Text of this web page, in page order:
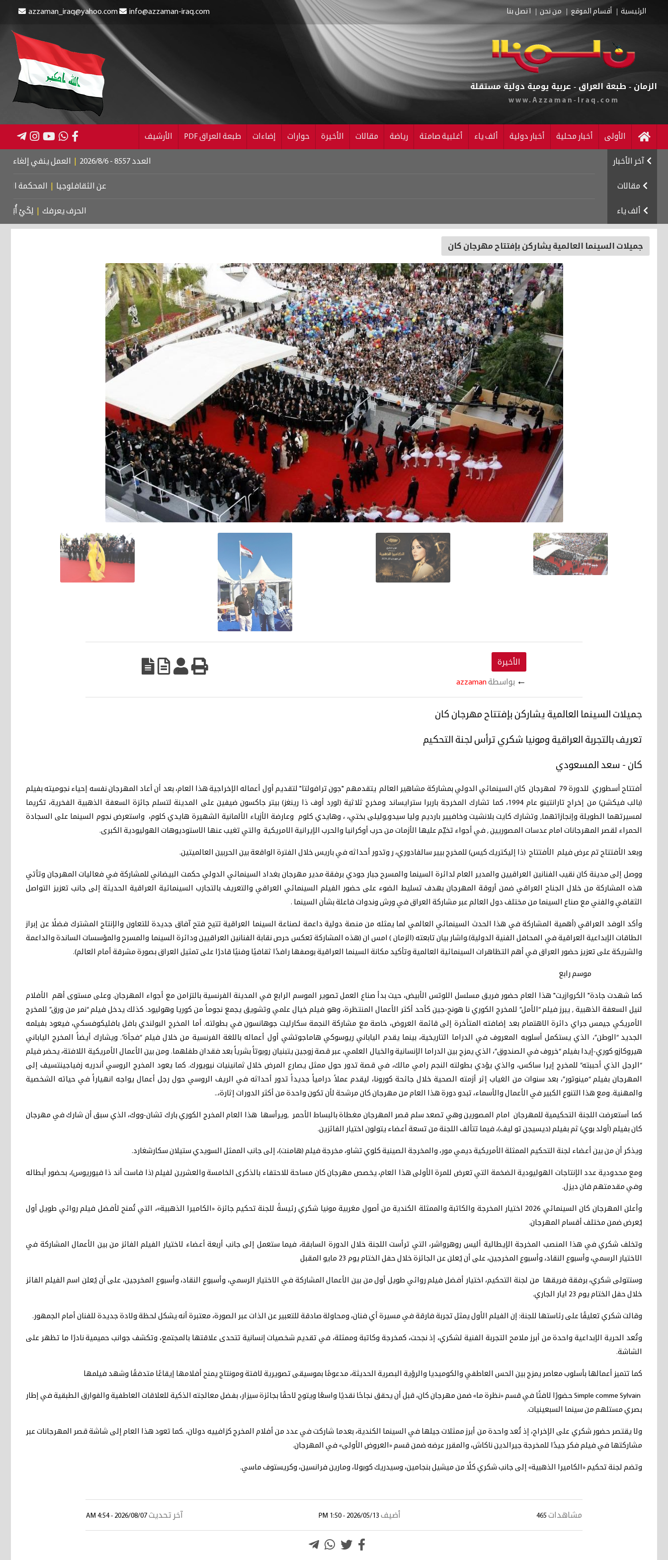
الرئيسية أقسام الموقع من نحن اتصل بنا azzaman_iraq@yahoo.com info@azzaman-iraq.com
الزمان - طبعة العراق - عربية يومية دولية مستقلة
www.Azzaman-Iraq.com
الأولى أخبار محلية أخبار دولية ألف ياء أغلبية صامتة رياضة مقالات الأخيرة حوارات إضاءات طبعة العراق PDF الأرشيف
آخر الأخبار | العمل ينفي إلغاء الإعانة عن
مقالات عن الثقافلوجيا | المحكمة الجنائية
ألف ياء الحرف يعرفك | لِكَيْ أُبَالِغَ فِي حُبِّكِ
جميلات السينما العالمية يشاركن بإفتتاح مهرجان كان
الأخيرة
← بواسطةazzaman
جميلات السينما العالمية يشاركن بإفتتاح مهرجان كان
تعريف بالتجربة العراقية ومونيا شكري ترأس لجنة التحكيم
كان - سعد المسعودي
أفتتاح أسطوري للدورة 79 لمهرجان كان السينمائي الدولي بمشاركة مشاهير العالم يتقدمهم "جون ترافولتا" لتقديم أول أعماله الإخراجية هذا العام، بعد أن أعاد المهرجان نفسه إحياء نجوميته بفيلم
(بالب فيكشن) من إخراج تارانتينو عام 1994، كما تشارك المخرجة باربرا سترايساند ومخرج ثلاثية (لورد أوف ذا رينغز) بيتر جاكسون ضيفين على المدينة لتسلم جائزة السعفة الذهبية الفخرية، تكريما
لمسيرتهما الطويلة وإنجازاتهما, وتشارك كايت بلانشيت وخافيير بارديم وليا سيدو,وليلى بختي، ، وهايدي كلوم وعارضة الأزياء الألمانية الشهيرة هايدي كلوم، واستعرض نجوم السينما على السجادة
الحمراء لقصر المهرجانات امام عدسات المصوريين , في أجواء تخيّم عليها الأزمات من حرب أوكرانيا والحرب الإيرانية الامريكية والتي تغيب عنها الاستوديوهات الهوليودية الكبرى.
وبعد الأفتتاح تم عرض فيلم الأفتتاح (ذا إليكتريك كيس) للمخرج بيير سالفادوري، ر وتدور أحداثه في باريس خلال الفترة الواقعة بين الحربين العالميتين.
ووصل إلى مدينة كان نقيب الفنانين العراقيين والمدير العام لدائرة السينما والمسرح جبار جودي برفقة مدير مهرجان بغداد السينمائي الدولي حكمت البيضاني للمشاركة في فعاليات المهرجان وتأتي
هذه المشاركة من خلال الجناح العراقي ضمن أروقة المهرجان بهدف تسليط الضوء على حضور الفيلم السينمائي العراقي والتعريف بالتجارب السينمائية العراقية الحديثة إلى جانب تعزيز التواصل
الثقافي والفني مع صناع السينما من مختلف دول العالم عبر مشاركة العراق في ورش وندوات فاعلة بشأن السينما .
وأكد الوفد العراقي (أهمية المشاركة في هذا الحدث السينمائي العالمي لما يمثله من منصة دولية داعمة لصناعة السينما العراقية تتيح فتح آفاق جديدة للتعاون والإنتاج المشترك فضلًا عن إبراز
الطاقات الإبداعية العراقية في المحافل الفنية الدولية).واشار بيان تابعته (الزمان ) امس ان (هذه المشاركة تعكس حرص نقابة الفنانين العراقيين ودائرة السينما والمسرح والمؤسسات الساندة والداعمة
والشريكة على تعزيز حضور العراق في أهم التظاهرات السينمائية العالمية وتأكيد مكانة السينما العراقية بوصفها رافدًا ثقافيًا وفنيًا قادرًا على تمثيل العراق بصورة مشرقة أمام العالم).
موسم رابع
كما شهدت جادة" الكروازيت" هذا العام حضور فريق مسلسل اللوتس الأبيض، حيث بدأ صناع العمل تصوير الموسم الرابع في المدينة الفرنسية بالتزامن مع أجواء المهرجان. وعلى مستوى أهم الأفلام
لنيل السعفة الذهبية , يبرز فيلم “الأمل” للمخرج الكوري نا هونج-جين كأحد أكثر الأعمال المنتظرة، وهو فيلم خيال علمي وتشويق يجمع نجوماً من كوريا وهوليود. كذلك يدخل فيلم “نمر من ورق” للمخرج
الأمريكي جيمس جراي دائرة الاهتمام بعد إضافته المتأخرة إلى قائمة العروض، خاصة مع مشاركة النجمة سكارليت جوهانسون في بطولته. أما المخرج البولندي بافل بافليكوفسكي، فيعود بفيلمه
الجديد “الوطن”، الذي يستكمل أسلوبه المعروف في الدراما التاريخية، بينما يقدم الياباني ريوسوكي هاماجوتشي أول أعماله باللغة الفرنسية من خلال فيلم “فجأة”. ويشارك أيضاً المخرج الياباني
هيروكازو كوري-إيدا بفيلم “خروف في الصندوق”، الذي يمزج بين الدراما الإنسانية والخيال العلمي، عبر قصة زوجين يتبنيان روبوتاً بشرياً بعد فقدان طفلهما. ومن بين الأعمال الأمريكية اللافتة، يحضر فيلم
“الرجل الذي أحببته” للمخرج إيرا ساكس، والذي يؤدي بطولته النجم رامي مالك، في قصة تدور حول ممثل يصارع المرض خلال ثمانينيات نيويورك. كما يعود المخرج الروسي أندريه زفياجينتسيف إلى
المهرجان بفيلم “مينوتور”، بعد سنوات من الغياب إثر أزمته الصحية خلال جائحة كورونا، ليقدم عملاً درامياً جديداً تدور أحداثه في الريف الروسي حول رجل أعمال يواجه انهياراً في حياته الشخصية
والمهنية. ومع هذا التنوع الكبير في الأعمال والأسماء، تبدو دورة هذا العام من مهرجان كان مرشحة لأن تكون واحدة من أكثر الدورات إثارة،..
كما أستعرضت اللجنة التحكيمية للمهرجان امام المصورين وهي تصعد سلم قصر المهرجان مغطاة بالبساط الأحمر ,ويرأسها هذا العام المخرج الكوري بارك تشان-ووك، الذي سبق أن شارك في مهرجان
كان بفيلم (أولد بوي) ثم بفيلم (ديسيجن تو ليف)، فيما تتألف اللجنة من تسعة أعضاء يتولون اختيار الفائزين.
ويذكر أن من بين أعضاء لجنة التحكيم الممثلة الأمريكية ديمي مور، والمخرجة الصينية كلوي تشاو، مخرجة فيلم (هامنت)، إلى جانب الممثل السويدي ستيلان سكارشغارد.
ومع محدودية عدد الإنتاجات الهوليودية الضخمة التي تعرض للمرة الأولى هذا العام، يخصص مهرجان كان مساحة للاحتفاء بالذكرى الخامسة والعشرين لفيلم (ذا فاست أند ذا فيوريوس)، بحضور أبطاله
وفي مقدمتهم فان ديزل.
وأعلن المهرجان كان السينمائي 2026 اختيار المخرجة والكاتبة والممثلة الكندية من أصول مغربية مونيا شكري رئيسةً للجنة تحكيم جائزة «الكاميرا الذهبية»، التي تُمنح لأفضل فيلم روائي طويل أول
يُعرض ضمن مختلف أقسام المهرجان.
وتخلف شكري في هذا المنصب المخرجة الإيطالية أليس روهرواشر، التي ترأست اللجنة خلال الدورة السابقة، فيما ستعمل إلى جانب أربعة أعضاء لاختيار الفيلم الفائز من بين الأعمال المشاركة في
الاختيار الرسمي، وأسبوع النقاد، وأسبوع المخرجين، على أن يُعلن عن الجائزة خلال حفل الختام يوم 23 مايو المقبل
وستتولى شكري، برفقة فريقها من لجنة التحكيم، اختيار أفضل فيلم روائي طويل أول من بين الأعمال المشاركة في الاختيار الرسمي، وأسبوع النقاد، وأسبوع المخرجين، على أن يُعلن اسم الفيلم الفائز
خلال حفل الختام يوم 23 ايار الجاري.
وقالت شكري تعليقًا على رئاستها للجنة: إن الفيلم الأول يمثل تجربة فارقة في مسيرة أي فنان، ومحاولة صادقة للتعبير عن الذات عبر الصورة، معتبرة أنه يشكل لحظة ولادة جديدة للفنان أمام الجمهور.
وتُعد الحرية الإبداعية واحدة من أبرز ملامح التجربة الفنية لشكري، إذ نجحت، كمخرجة وكاتبة وممثلة، في تقديم شخصيات إنسانية تتحدى علاقتها بالمجتمع، وتكشف جوانب حميمية نادرًا ما تظهر على
الشاشة.
كما تتميز أعمالها بأسلوب معاصر يمزج بين الحس العاطفي والكوميديا والرؤية البصرية الحديثة، مدعومًا بموسيقى تصويرية لافتة ومونتاج يمنح أفلامها إيقاعًا متدفقًا وشهد فيلمها
Simple comme Sylvain حضورًا لافتًا في قسم «نظرة ما» ضمن مهرجان كان، قبل أن يحقق نجاحًا نقديًا واسعًا ويتوج لاحقًا بجائزة سيزار، بفضل معالجته الذكية للعلاقات العاطفية والفوارق الطبقية في إطار
بصري مستلهم من سينما السبعينيات.
ولا يقتصر حضور شكري على الإخراج، إذ تُعد واحدة من أبرز ممثلات جيلها في السينما الكندية، بعدما شاركت في عدد من أفلام المخرج كزافييه دولان، .كما تعود هذا العام إلى شاشة قصر المهرجانات عبر
مشاركتها في فيلم فكر جيدًا للمخرجة جيرالدين ناكاش، والمقرر عرضه ضمن قسم «العروض الأولى» في المهرجان.
وتضم لجنة تحكيم «الكاميرا الذهبية» إلى جانب شكري كلًا من ميشيل بنجامين، وسيدريك كوبولا، ومارين فرانسين، وكريستوف ماسي.
مشاهدات 465 أضيف 2026/05/13 - 1:50 PM آخر تحديث 2026/08/07 - 4:54 AM